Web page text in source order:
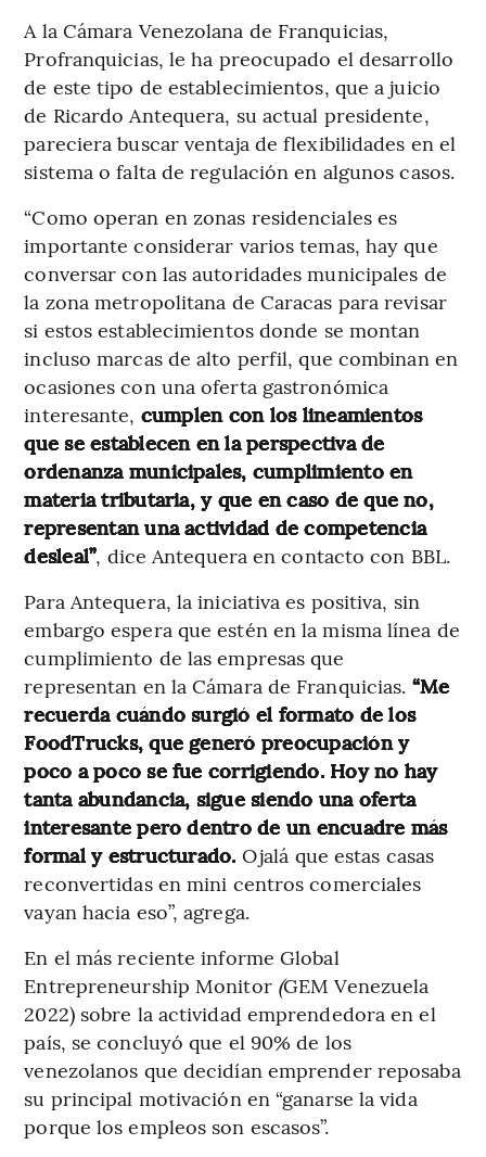
A la Cámara Venezolana de Franquicias,
Profranquicias, le ha preocupado el desarrollo
de este tipo de establecimientos, que a juicio
de Ricardo Antequera, su actual presidente,
pareciera buscar ventaja de flexibilidades en el
sistema o falta de regulación en algunos casos.
“Como operan en zonas residenciales es
importante considerar varios temas, hay que
conversar con las autoridades municipales de
la zona metropolitana de Caracas para revisar
si estos establecimientos donde se montan
incluso marcas de alto perfil, que combinan en
ocasiones con una oferta gastronómica
interesante, cumplen con los lineamientos
que se establecen en la perspectiva de
ordenanza municipales, cumplimiento en
materia tributaria, y que en caso de que no,
representan una actividad de competencia
desleal”, dice Antequera en contacto con BBL.
Para Antequera, la iniciativa es positiva, sin
embargo espera que estén en la misma línea de
cumplimiento de las empresas que
representan en la Cámara de Franquicias. “Me
recuerda cuándo surgió el formato de los
FoodTrucks, que generó preocupación y
poco a poco se fue corrigiendo. Hoy no hay
tanta abundancia, sigue siendo una oferta
interesante pero dentro de un encuadre más
formal y estructurado. Ojalá que estas casas
reconvertidas en mini centros comerciales
vayan hacia eso”, agrega.
En el más reciente informe Global
Entrepreneurship Monitor(GEM Venezuela
2022) sobre la actividad emprendedora en el
país, se concluyó que el 90% de los
venezolanos que decidían emprender reposaba
su principal motivación en “ganarse la vida
porque los empleos son escasos”.